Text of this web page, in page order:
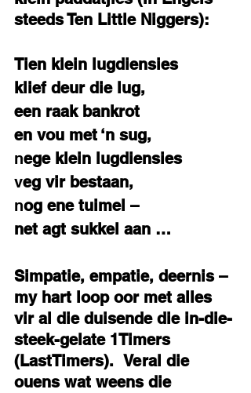
steeds Ten Little Niggers):
Tien klein lugdiensies
klief deur die lug,
een raak bankrot
en vou met ‘n sug,
nege klein lugdiensies
veg vir bestaan,
nog ene tuimel –
net agt sukkel aan …
Simpatie, empatie, deernis –
my hart loop oor met alles
vir al die duisende die in-die-
steek-gelate 1Timers
(LastTimers).  Veral die
ouens wat weens die